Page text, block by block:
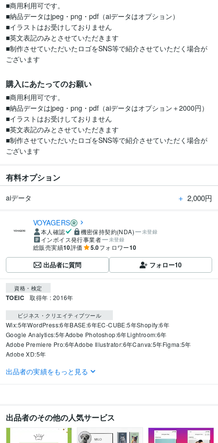
■商用利用可です。
■納品データはjpeg・png・pdf（aiデータはオプション）
■イラストはお受けしておりません
■英文表記のみとさせていただきます
■制作させていただいたロゴをSNS等で紹介させていただく場合が
購入にあたってのお願い
■商用利用可です。
■納品データはjpeg・png・pdf（aiデータはオプション＋2000円）
■イラストはお受けしておりません
■英文表記のみとさせていただきます
■制作させていただいたロゴをSNS等で紹介させていただく場合が
ございます
有料オプション
aiデータ ＋ 2,000円
VOYAGERS
本人確認 機密保持契約(NDA) 未登録
インボイス発行事業者 未登録
総販売実績10評価 5.0フォロワー10
出品者に質問 フォロー10
資格・検定
TOEIC 取得年 : 2016年
ビジネス・クリエイティブツール
Wix:5年WordPress:6年BASE:6年EC-CUBE:5年Shopify:6年
Google Analytics:5年Adobe Photoshop:6年Lightroom:6年
Adobe Premiere Pro:6年Adobe Illustrator:6年Canva:5年Figma:5年
Adobe XD:5年
得意分野
英語 ビジネスレベル
出品者の実績をもっと見る
出品者のその他の人気サービス